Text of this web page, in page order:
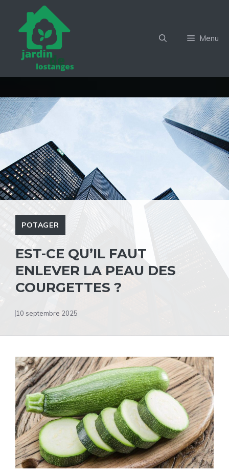
contenu
Menu
POTAGER
EST-CE QU’IL FAUT
ENLEVER LA PEAU DES
COURGETTES ?
10 septembre 2025